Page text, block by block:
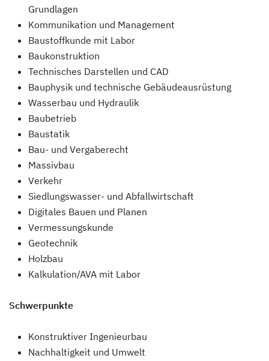
Grundlagen
Kommunikation und Management
Baustoffkunde mit Labor
Baukonstruktion
Technisches Darstellen und CAD
Bauphysik und technische Gebäudeausrüstung
Wasserbau und Hydraulik
Baubetrieb
Baustatik
Bau- und Vergaberecht
Massivbau
Verkehr
Siedlungswasser- und Abfallwirtschaft
Digitales Bauen und Planen
Vermessungskunde
Geotechnik
Holzbau
Kalkulation/AVA mit Labor
Schwerpunkte
Konstruktiver Ingenieurbau
Nachhaltigkeit und Umwelt